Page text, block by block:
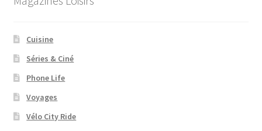
Cuisine
Séries & Ciné
Phone Life
Voyages
Vélo City Ride